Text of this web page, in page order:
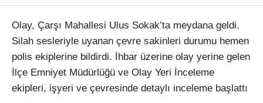
Olay, Çarşı Mahallesi Ulus Sokak’ta meydana geldi.
Silah sesleriyle uyanan çevre sakinleri durumu hemen
polis ekiplerine bildirdi. İhbar üzerine olay yerine gelen
İlçe Emniyet Müdürlüğü ve Olay Yeri İnceleme
ekipleri, işyeri ve çevresinde detaylı inceleme başlattı